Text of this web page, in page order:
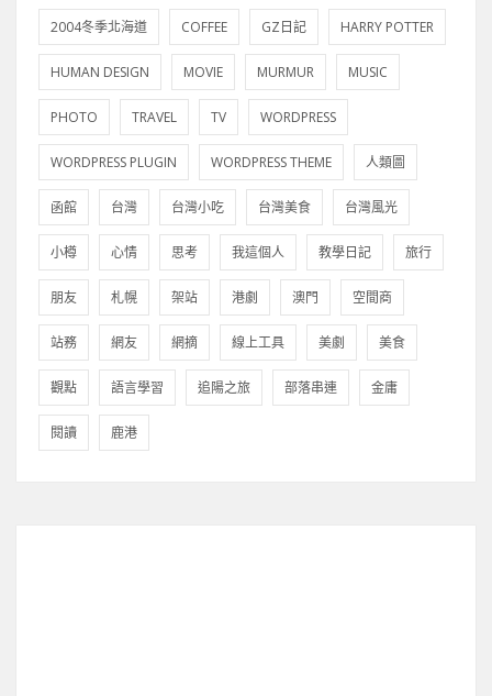
2004冬季北海道 COFFEE GZ日記 HARRY POTTER
HUMAN DESIGN MOVIE MURMUR MUSIC
PHOTO TRAVEL TV WORDPRESS
WORDPRESS PLUGIN WORDPRESS THEME 人類圖
函館 台灣 台灣小吃 台灣美食 台灣風光
小樽 心情 思考 我這個人 教學日記 旅行
朋友 札幌 架站 港劇 澳門 空間商
站務 網友 網摘 線上工具 美劇 美食
觀點 語言學習 追陽之旅 部落串連 金庸
閱讀 鹿港